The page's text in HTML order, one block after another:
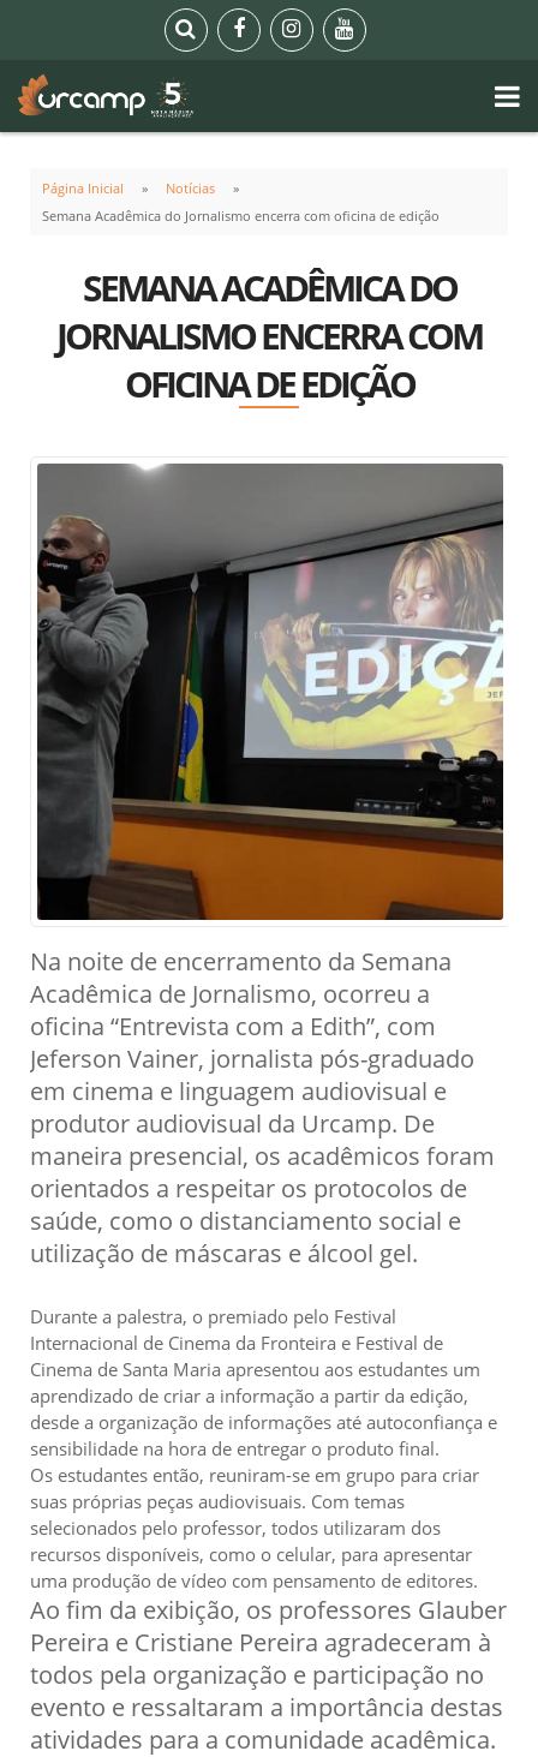
Página Inicial
Notícias
Semana Acadêmica do Jornalismo encerra com oficina de edição
SEMANA ACADÊMICA DO
JORNALISMO ENCERRA COM
OFICINA DE EDIÇÃO
Na noite de encerramento da Semana
Acadêmica de Jornalismo, ocorreu a
oficina “Entrevista com a Edith”, com
Jeferson Vainer, jornalista pós-graduado
em cinema e linguagem audiovisual e
produtor audiovisual da Urcamp. De
maneira presencial, os acadêmicos foram
orientados a respeitar os protocolos de
saúde, como o distanciamento social e
utilização de máscaras e álcool gel.
Durante a palestra, o premiado pelo Festival
Internacional de Cinema da Fronteira e Festival de
Cinema de Santa Maria apresentou aos estudantes um
aprendizado de criar a informação a partir da edição,
desde a organização de informações até autoconfiança e
sensibilidade na hora de entregar o produto final.
Os estudantes então, reuniram-se em grupo para criar
suas próprias peças audiovisuais. Com temas
selecionados pelo professor, todos utilizaram dos
recursos disponíveis, como o celular, para apresentar
uma produção de vídeo com pensamento de editores.
Ao fim da exibição, os professores Glauber
Pereira e Cristiane Pereira agradeceram à
todos pela organização e participação no
evento e ressaltaram a importância destas
atividades para a comunidade acadêmica.